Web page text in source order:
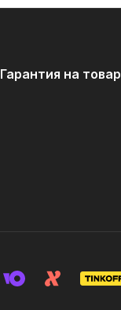
Гарантия на товар